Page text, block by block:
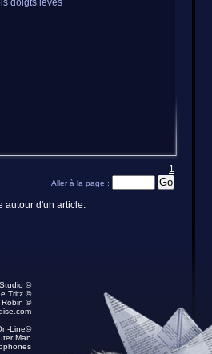
doigts levés
1
Aller à la page :
autour d'un article.
©
Tritz ©
Robin ©
Line©
Man